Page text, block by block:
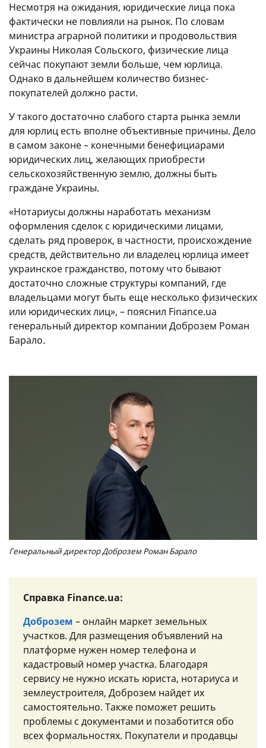
Несмотря на ожидания, юридические лица пока
фактически не повлияли на рынок. По словам
министра аграрной политики и продовольствия
Украины Николая Сольского, физические лица
сейчас покупают земли больше, чем юрлица.
Однако в дальнейшем количество бизнес-
покупателей должно расти.
У такого достаточно слабого старта рынка земли
для юрлиц есть вполне объективные причины. Дело
в самом законе – конечными бенефициарами
юридических лиц, желающих приобрести
сельскохозяйственную землю, должны быть
граждане Украины.
«Нотариусы должны наработать механизм
оформления сделок с юридическими лицами,
сделать ряд проверок, в частности, происхождение
средств, действительно ли владелец юрлица имеет
украинское гражданство, потому что бывают
достаточно сложные структуры компаний, где
владельцами могут быть еще несколько физических
или юридических лиц», – пояснил Finance.ua
генеральный директор компании Доброзем Роман
Барало.
Генеральный директор Доброзем Роман Барало
Справка Finance.ua:
Доброзем – онлайн маркет земельных
участков. Для размещения объявлений на
платформе нужен номер телефона и
кадастровый номер участка. Благодаря
сервису не нужно искать юриста, нотариуса и
землеустроителя, Доброзем найдет их
самостоятельно. Также поможет решить
проблемы с документами и позаботится обо
всех формальностях. Покупатели и продавцы